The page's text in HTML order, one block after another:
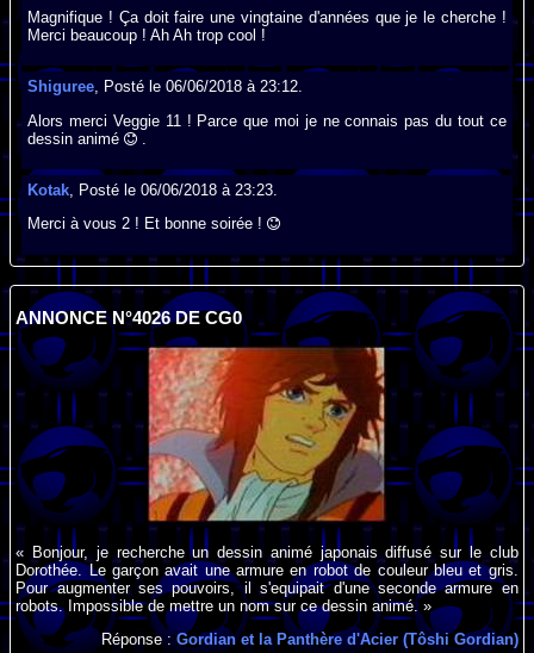
Magnifique ! Ça doit faire une vingtaine d'années que je le cherche !
Merci beaucoup ! Ah Ah trop cool !
Shiguree, Posté le 06/06/2018 à 23:12.
Alors merci Veggie 11 ! Parce que moi je ne connais pas du tout ce
dessin animé
Kotak , Posté le 06/06/2018 à 23:23.
Merci à vous 2 ! Et bonne soirée !
ANNONCE N°4026 DE CG0
« Bonjour, je recherche un dessin animé japonais diffusé sur le club
Dorothée. Le garçon avait une armure en robot de couleur bleu et gris.
Pour augmenter ses pouvoirs, il s'equipait d'une seconde armure en
robots. Impossible de mettre un nom sur ce dessin animé. »
Réponse :Gordian et la Panthère d'Acier (Tôshi Gordian)